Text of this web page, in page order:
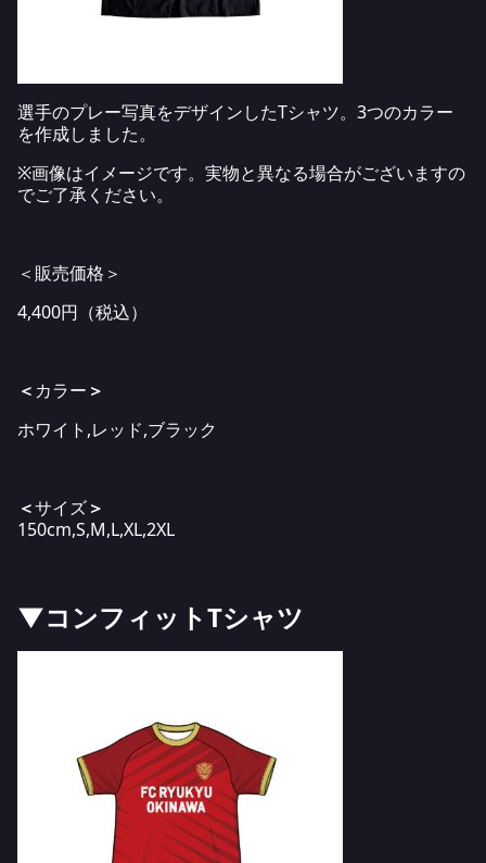
選手のプレー写真をデザインしたTシャツ。3つのカラー
を作成しました。
※画像はイメージです。実物と異なる場合がございますの
でご了承ください。
＜販売価格＞
4,400円（税込）
＜ カラー ＞
ホワイト,レッド,ブラック
＜サイズ＞
150cm,S,M,L,XL,2XL
▼コンフィットTシャツ